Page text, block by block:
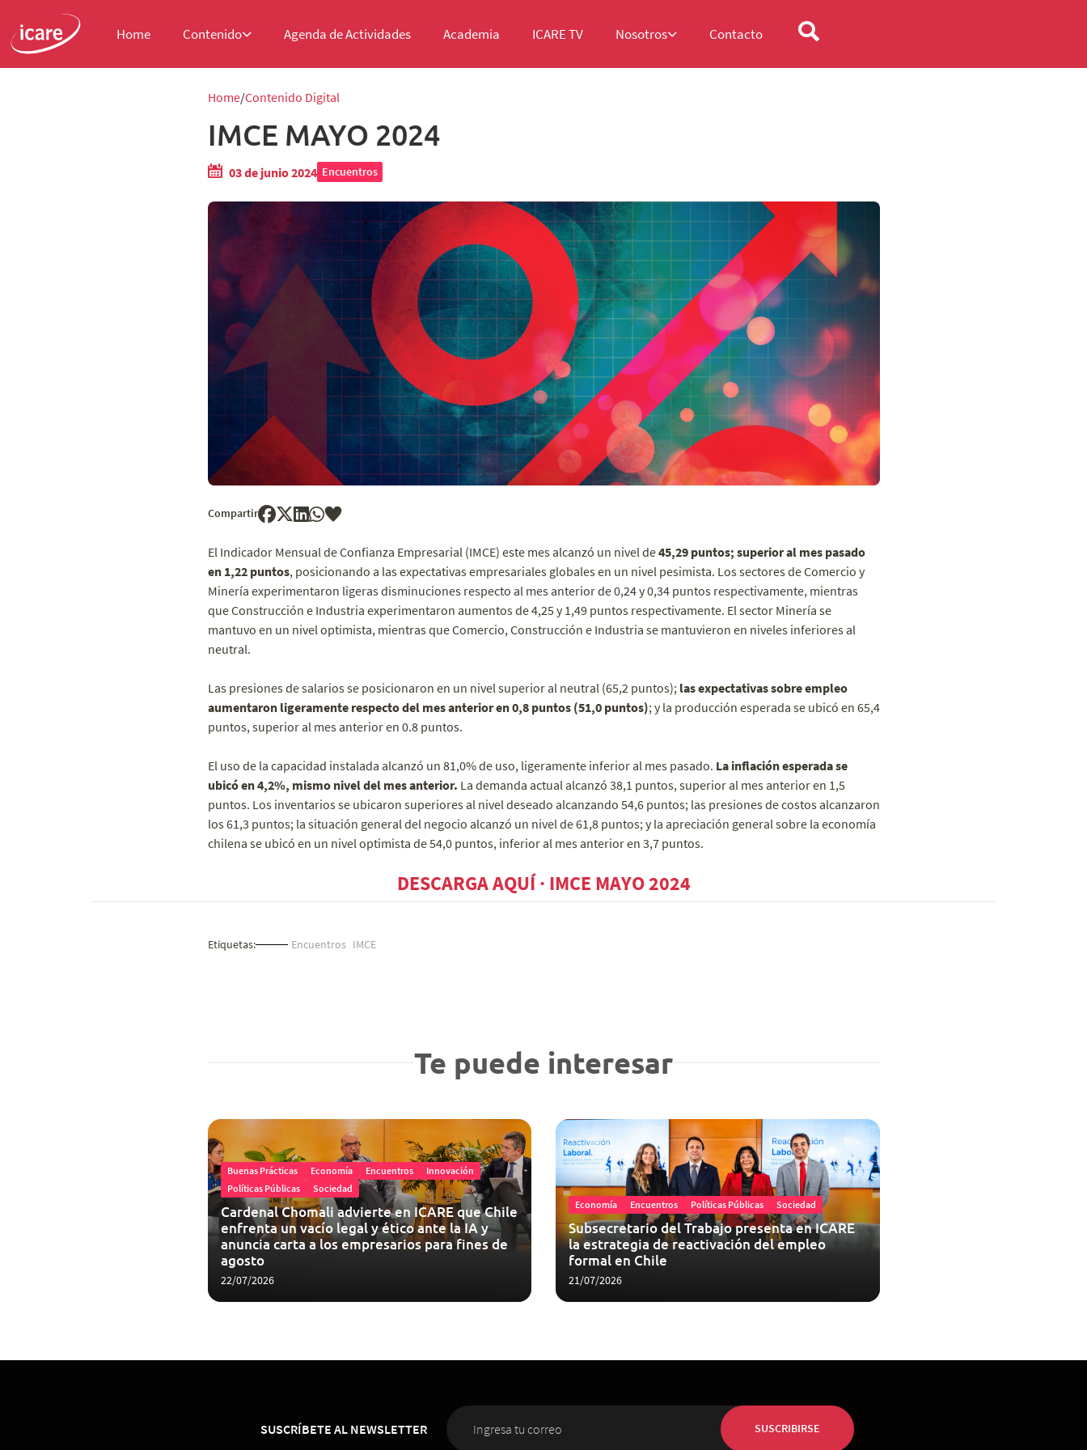
Home Contenido Agenda de Actividades Academia ICARE TV Nosotros Contacto
Home Contenido Digital
IMCE MAYO 2024
03 de junio 2024 Encuentros
Compartir
El Indicador Mensual de Confianza Empresarial (IMCE) este mes alcanzó un nivel de45,29 puntos; superior al mes pasado
en 1,22 puntos, posicionando a las expectativas empresariales globales en un nivel pesimista. Los sectores de Comercio y
Minería experimentaron ligeras disminuciones respecto al mes anterior de 0,24 y 0,34 puntos respectivamente, mientras
que Construcción e Industria experimentaron aumentos de 4,25 y 1,49 puntos respectivamente. El sector Minería se
mantuvo en un nivel optimista, mientras que Comercio, Construcción e Industria se mantuvieron en niveles inferiores al
neutral.
Las presiones de salarios se posicionaron en un nivel superior al neutral (65,2 puntos); las expectativas sobre empleo
aumentaron ligeramente respecto del mes anterior en 0,8 puntos (51,0 puntos); y la producción esperada se ubicó en 65,4
puntos, superior al mes anterior en 0.8 puntos.
El uso de la capacidad instalada alcanzó un 81,0% de uso, ligeramente inferior al mes pasado. La inflación esperada se
ubicó en 4,2%, mismo nivel del mes anterior. La demanda actual alcanzó 38,1 puntos, superior al mes anterior en 1,5
puntos. Los inventarios se ubicaron superiores al nivel deseado alcanzando 54,6 puntos; las presiones de costos alcanzaron
los 61,3 puntos; la situación general del negocio alcanzó un nivel de 61,8 puntos; y la apreciación general sobre la economía
chilena se ubicó en un nivel optimista de 54,0 puntos, inferior al mes anterior en 3,7 puntos.
DESCARGA AQUÍ · IMCE MAYO 2024
Etiquetas: Encuentros IMCE
Te puede interesar
Buenas Prácticas Economía Encuentros
Innovación
Políticas Públicas
Sociedad
Cardenal Chomali advierte en ICARE que Chile
enfrenta un vacío legal y ético ante la IA y
anuncia carta a los empresarios para fines de
agosto
22/07/2026
Economía Encuentros Políticas Públicas Sociedad
Subsecretario del Trabajo presenta en ICARE
la estrategia de reactivación del empleo
formal en Chile
21/07/2026
SUSCRÍBETE AL NEWSLETTER SUSCRIBIRSE